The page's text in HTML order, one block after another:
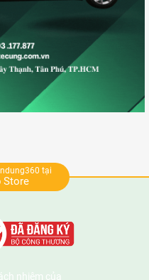
tại
Store
nhiệm của